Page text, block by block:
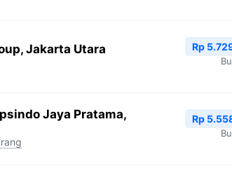
Jakarta Utara Rp
Jaya Pratama,
Rp